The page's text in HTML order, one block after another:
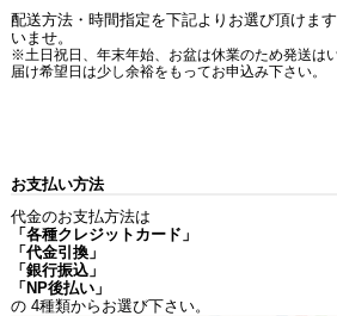
配送方法・時間指定を下記よりお選び頂けま
いませ。
※土日祝日、年末年始、お盆は休業のため発送は
届け希望日は少し余裕をもってお申込み下さい。
お支払い方法
代金のお支払方法は
「各種クレジットカード」
「代金引換」
「銀行振込」
「NP後払い」
の 4種類からお選び下さい。